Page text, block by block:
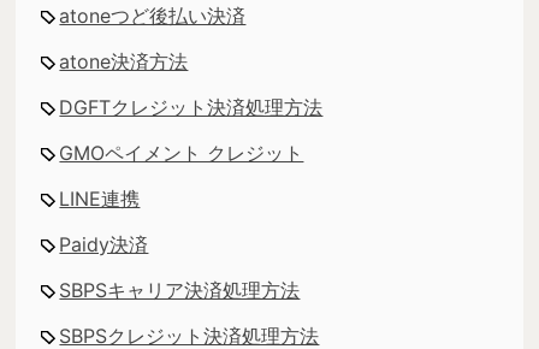
atoneつど後払い決済
atone決済方法
DGFTクレジット決済処理方法
GMOペイメント クレジット
LINE連携
Paidy決済
SBPSキャリア決済処理方法
SBPSクレジット決済処理方法